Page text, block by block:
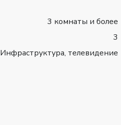
3 комнаты и более
3
Инфраструктура, телевидение